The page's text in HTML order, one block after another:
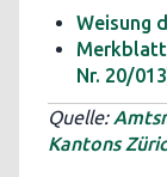
Weisung
Merkblatt
Nr. 20/
Quelle:
Kantons